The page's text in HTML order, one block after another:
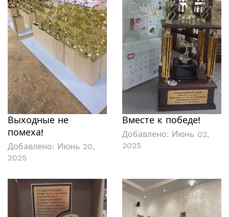
Выходные не
помеха!
Добавлено: Июнь 20,
2025
Вместе к победе!
Добавлено: Июнь 02,
2025